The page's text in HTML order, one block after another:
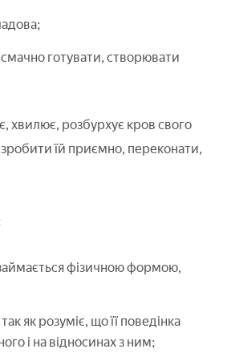
готувати, створювати
хвилює, розбурхує кров свого
їй приємно, переконати,
фізичною формою,
як розуміє, що її поведінка
і на відносинах з ним;